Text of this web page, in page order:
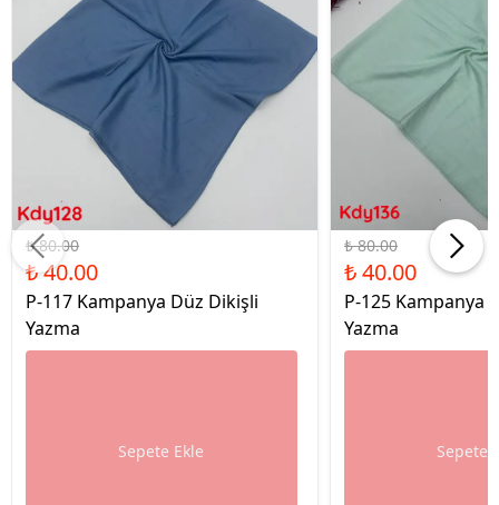
%50 İndirim
₺ 80.00
₺ 40.00
P-117 Kampanya Düz Dikişli
Yazma
Sepete Ekle
%50 İndirim
₺ 80.00
₺ 40.00
P-125 Kampanya
Yazma
Sepete